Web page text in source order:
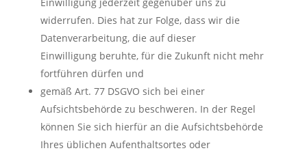
widerrufen. Dies hat zur Folge, dass wir die
Datenverarbeitung, die auf dieser
Einwilligung beruhte, für die Zukunft nicht mehr
fortführen dürfen und
gemäß Art. 77 DSGVO sich bei einer
Aufsichtsbehörde zu beschweren. In der Regel
können Sie sich hierfür an die Aufsichtsbehörde
Ihres üblichen Aufenthaltsortes oder